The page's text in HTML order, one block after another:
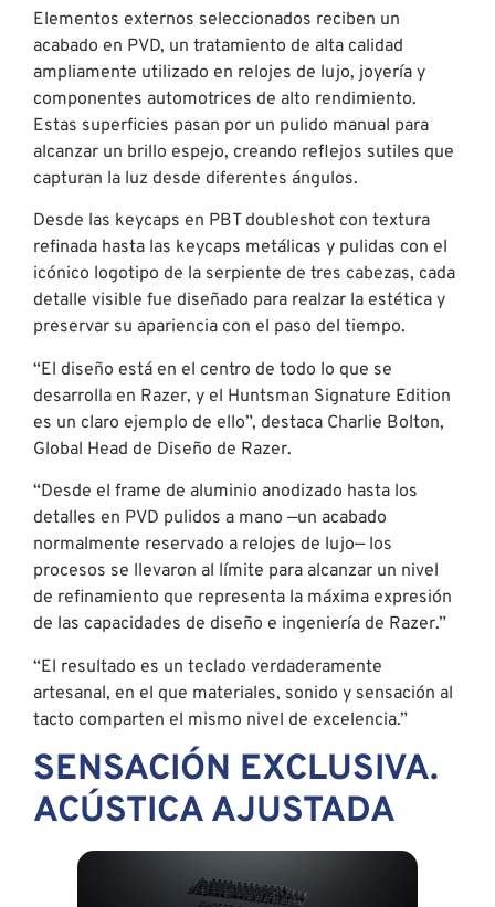
Elementos externos seleccionados reciben un
acabado en PVD, un tratamiento de alta calidad
ampliamente utilizado en relojes de lujo, joyería y
componentes automotrices de alto rendimiento.
Estas superficies pasan por un pulido manual para
alcanzar un brillo espejo, creando reflejos sutiles que
capturan la luz desde diferentes ángulos.
Desde las keycaps en PBT doubleshot con textura
refinada hasta las keycaps metálicas y pulidas con el
icónico logotipo de la serpiente de tres cabezas, cada
detalle visible fue diseñado para realzar la estética y
preservar su apariencia con el paso del tiempo.
“El diseño está en el centro de todo lo que se
desarrolla en Razer, y el Huntsman Signature Edition
es un claro ejemplo de ello”, destaca Charlie Bolton,
Global Head de Diseño de Razer.
“Desde el frame de aluminio anodizado hasta los
detalles en PVD pulidos a mano —un acabado
normalmente reservado a relojes de lujo— los
procesos se llevaron al límite para alcanzar un nivel
de refinamiento que representa la máxima expresión
de las capacidades de diseño e ingeniería de Razer.”
“El resultado es un teclado verdaderamente
artesanal, en el que materiales, sonido y sensación al
tacto comparten el mismo nivel de excelencia.”
SENSACIÓN EXCLUSIVA.
ACÚSTICA AJUSTADA